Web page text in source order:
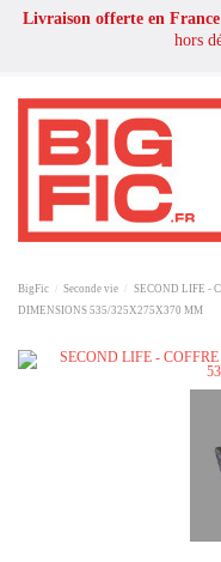
Livraison offerte en
hors
BigFic Seconde vie
SECOND LIFE -
DIMENSIONS 535/325X275X370 MM